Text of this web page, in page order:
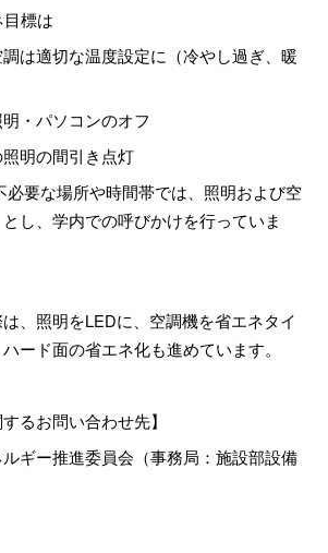
標は
は適切な温度設定に（冷やし過ぎ、暖
・パソコンのオフ
明の間引き点灯
必要な場所や時間帯では、照明および空
とし、学内での呼びかけを行っていま
、照明をLEDに、空調機を省エネタイ
ード面の省エネ化も進めています。
るお問い合わせ先】
ギー推進委員会（事務局：施設部設備